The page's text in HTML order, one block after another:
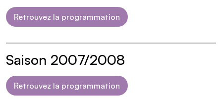
Retrouvez la programmation
Saison 2007/2008
Retrouvez la programmation